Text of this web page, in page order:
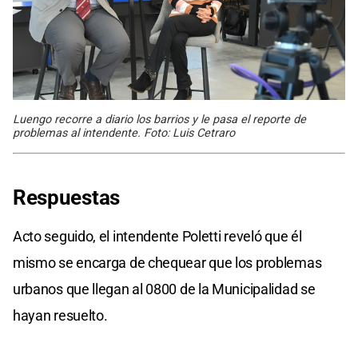
Luengo recorre a diario los barrios y le pasa el reporte de
problemas al intendente. Foto: Luis Cetraro
Respuestas
Acto seguido, el intendente Poletti reveló que él
mismo se encarga de chequear que los problemas
urbanos que llegan al 0800 de la Municipalidad se
hayan resuelto.